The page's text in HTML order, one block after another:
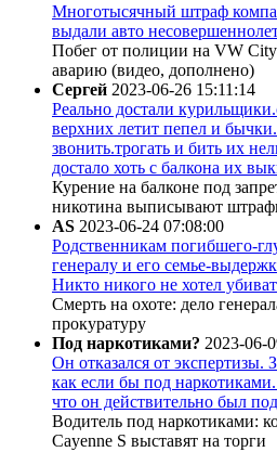
Многотысячный штраф
выдали авто
Побег от полиции на VW
аварию (видео, дополнено)
Сергей 2023-06-26 15:11:14
Реально достали
верхних летит пепел и
звонить.трогать и бить их
достало хоть с балкона их
Курение на балконе под
никотина выписывают
AS 2023-06-24 07:08:00
Родственникам погибшего-
генералу и его семье-
Никто никого не хотел
Смерть на охоте: дело
прокуратуру
Под наркотиками? 2023-06-
Он отказался от экспертизы.
как если бы под
что он действительно был
Водитель под наркотиками:
Cayenne S выставят на торги